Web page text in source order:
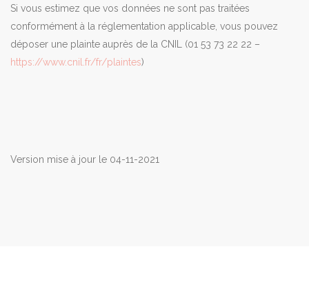
Si vous estimez que vos données ne sont pas traitées
conformément à la réglementation applicable, vous pouvez
déposer une plainte auprès de la CNIL (01 53 73 22 22 –
https://www.cnil.fr/fr/plaintes)
Version mise à jour le 04-11-2021